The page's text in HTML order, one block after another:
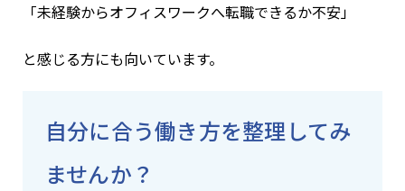
「未経験からオフィスワークへ転職できるか不安」
と感じる方にも向いています。
自分に合う働き方を整理してみ
ませんか？